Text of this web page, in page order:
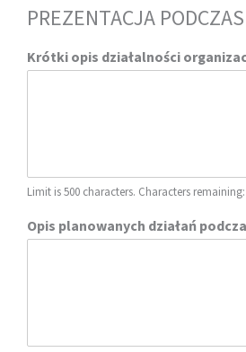
PREZENTACJA
Krótki opis działalności
Limit is 500 characters. Characters remaining:
Opis planowanych działań